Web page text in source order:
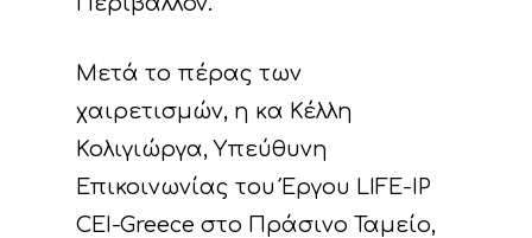
Μετά το πέρας των
χαιρετισμών, η κα Κέλλη
Κολιγιώργα, Υπεύθυνη
Επικοινωνίας του Έργου LIFE-IP
CEI-Greece στο Πράσινο Ταμείο,